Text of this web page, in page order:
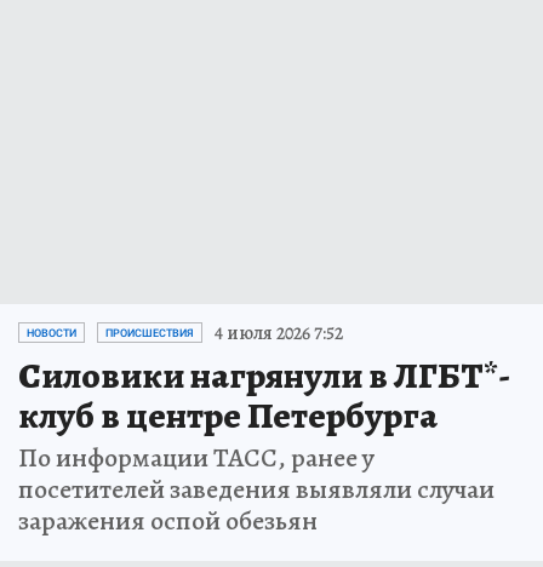
НОВОСТИ ПРОИСШЕСТВИЯ 4 июля 2026 7:52
Силовики нагрянули в ЛГБТ*-
клуб в центре Петербурга
По информации ТАСС, ранее у
посетителей заведения выявляли случаи
заражения оспой обезьян